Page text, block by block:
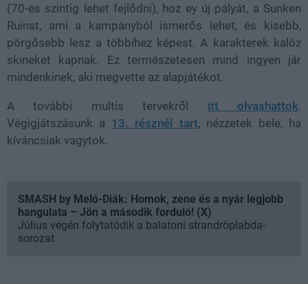
(70-es szintig lehet fejlődni), hoz ey új pályát, a Sunken
Ruinst, ami a kampányból ismerős lehet, és kisebb,
pörgősebb lesz a többihez képest. A karakterek kalóz
skineket kapnak. Ez természetesen mind ingyen jár
mindenkinek, aki megvette az alapjátékot.
A további multis tervekről itt olvashattok.
Végigjátszásunk a 13. résznél tart, nézzetek bele, ha
kíváncsiak vagytok.
SMASH by Meló-Diák: Homok, zene és a nyár legjobb
hangulata – Jön a második forduló! (X)
Július végén folytatódik a balatoni strandröplabda-
sorozat.